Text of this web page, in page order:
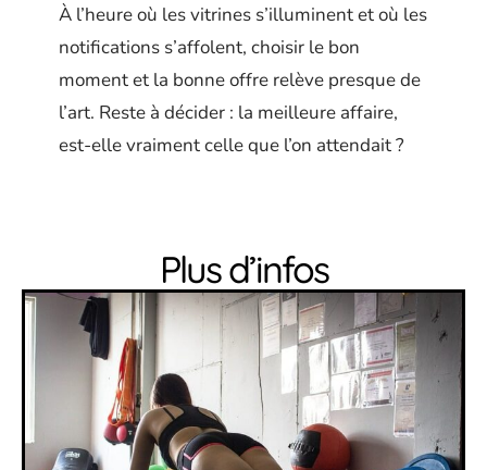
À l’heure où les vitrines s’illuminent et où les
notifications s’affolent, choisir le bon
moment et la bonne offre relève presque de
l’art. Reste à décider : la meilleure affaire,
est-elle vraiment celle que l’on attendait ?
Plus d’infos